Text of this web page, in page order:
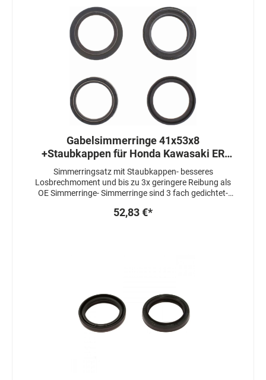
Gabelsimmerringe 41x53x8
+Staubkappen für Honda Kawasaki ER
Suzuki GSF Yamaha
Simmerringsatz mit Staubkappen- besseres
Losbrechmoment und bis zu 3x geringere Reibung als
OE Simmerringe- Simmerringe sind 3 fach gedichtet-
beschichtet um das Ansprechverhalten zuzu
52,83 €*